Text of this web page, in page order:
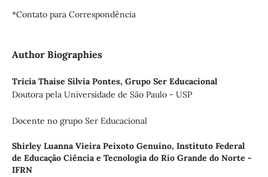
*Contato para Correspondência
Author Biographies
Tricia Thaise Silvia Pontes, Grupo Ser Educacional
Doutora pela Universidade de São Paulo - USP
Docente no grupo Ser Educacional
Shirley Luanna Vieira Peixoto Genuíno, Instituto Federal
de Educação Ciência e Tecnologia do Rio Grande do Norte -
IFRN